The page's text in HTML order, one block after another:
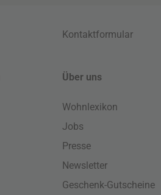
Kontaktformular
Über uns
Wohnlexikon
Jobs
Presse
Newsletter
Geschenk-Gutscheine